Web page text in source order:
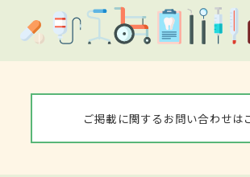
ご掲載に関するお問い合わせは